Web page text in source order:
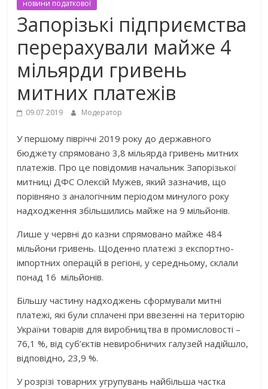
новини податкової
Запорізькі підприємства
перерахували майже 4
мільярди гривень
митних платежів
09.07.2019 Модератор
У першому півріччі 2019 року до державного
бюджету спрямовано 3,8 мільярда гривень митних
платежів. Про це повідомив начальник Запорізької
митниці ДФС Олексій Мужев, який зазначив, що
порівняно з аналогічним періодом минулого року
надходження збільшились майже на 9 мільйонів.
Лише у червні до казни спрямовано майже 484
мільйони гривень. Щоденно платежі з експортно-
імпортних операцій в регіоні, у середньому, склали
понад 16 мільйонів.
Більшу частину надходжень сформували митні
платежі, які були сплачені при ввезенні на територію
України товарів для виробництва в промисловості –
76,1 %, від суб’єктів невиробничих галузей надійшло,
відповідно, 23,9 %.
У розрізі товарних угрупувань найбільша частка